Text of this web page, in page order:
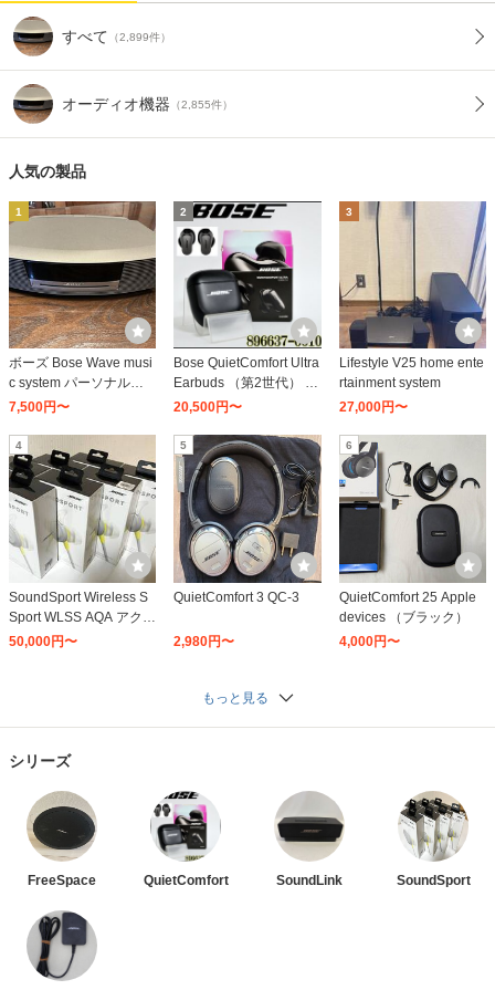
すべて （2,899件）
オーディオ機器 （2,855件）
人気の製品
1
ボーズ Bose Wave musi
c system パーソナルオ
ーディオシステム プラ
7,500円〜
2
Bose QuietComfort Ultra
Earbuds （第2世代） Q
CULTRAEB2ndBLK ブ
20,500円〜
3
Lifestyle V25 home ente
rtainment system
27,000円〜
4
SoundSport Wireless S
Sport WLSS AQA アクア
ブルー
50,000円〜
5
QuietComfort 3 QC-3
2,980円〜
6
QuietComfort 25 Apple
devices （ブラック）
4,000円〜
もっと見る
シリーズ
FreeSpace QuietComfort SoundLink SoundSport